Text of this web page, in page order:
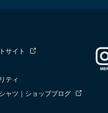
サイト
ティ
ャツ｜ショップブログ